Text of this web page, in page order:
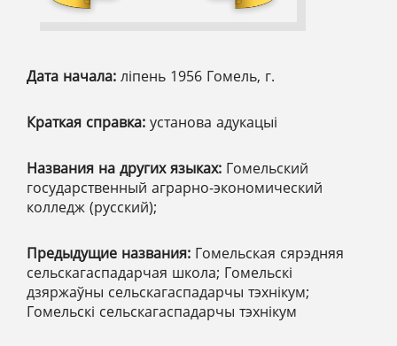
Дата начала: ліпень 1956 Гомель, г.
Краткая справка: установа адукацыі
Названия на других языках: Гомельский
государственный аграрно-экономический
колледж (русский);
Предыдущие названия: Гомельская сярэдняя
сельскагаспадарчая школа; Гомельскі
дзяржаўны сельскагаспадарчы тэхнікум;
Гомельскі сельскагаспадарчы тэхнікум